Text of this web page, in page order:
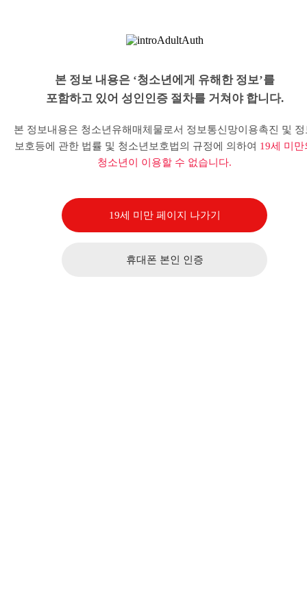
본 정보 내용은 ‘청소년에게 유해한 정보’를
포함하고 있어 성인인증 절차를 거쳐야 합니다.
본 정보내용은 청소년유해매체물로서 정보통신망이용촉진 및 정
보호등에 관한 법률 및 청소년보호법의 규정에 의하여 19세 미만
청소년이 이용할 수 없습니다.
19세 미만 페이지 나가기
휴대폰 본인 인증